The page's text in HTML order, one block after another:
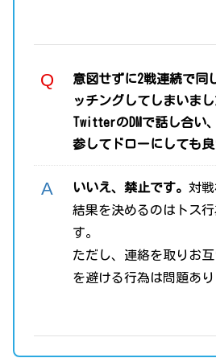
意図せずに2戦連続で同
ッチングしてしまいまし
TwitterのDMで話し合い
参してドローにしても
いいえ、禁止です。 対
結果を決めるのはトス
す。
ただし、連絡を取りお
を避ける行為は問題あり